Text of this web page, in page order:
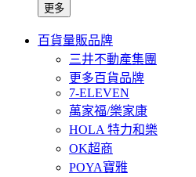
更多
百貨量販品牌
三井不動產集團
更多百貨品牌
7-ELEVEN
萬家福/樂家康
HOLA 特力和樂
OK超商
POYA寶雅